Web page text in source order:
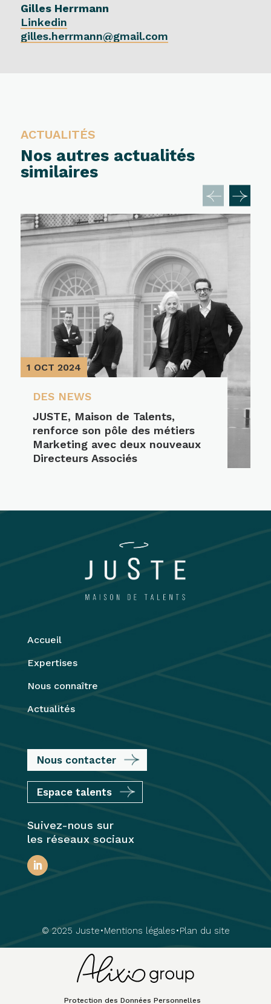
Gilles Herrmann
Linkedin
gilles.herrmann@gmail.com
ACTUALITÉS
Nos autres actualités
similaires
JUSTE, Maison de Talents,
renforce son pôle des métiers
Marketing avec deux nouveaux
Directeurs Associés
DES NEWS
1 OCT 2024
Accueil
Expertises
Nous connaître
Actualités
Nous contacter
Espace talents
Suivez-nous sur
les réseaux sociaux
© 2025 Juste•Mentions légales•Plan du site
Protection des Données Personnelles